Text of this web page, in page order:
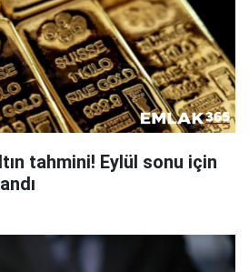
tahmini! Eylül sonu için